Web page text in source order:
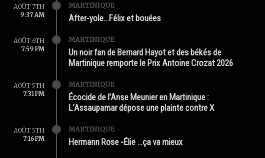
AOÛT 7TH
9:37 AM
MARTINIQUE
After-yole…Félix et bouées
AOÛT 6TH
7:59 PM
MARTINIQUE
Un noir fan de Bernard Hayot et des békés de
Martinique remporte le Prix Antoine Crozat 2026
AOÛT 5TH
7:31 PM
MARTINIQUE
Écocide de l’Anse Meunier en Martinique :
L’Assaupamar dépose une plainte contre X
AOÛT 5TH
7:16 PM
MARTINIQUE
Hermann Rose -Élie …ça va mieux